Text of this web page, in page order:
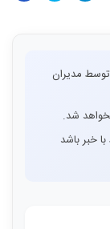
مدیران
شد.
خبر باشد